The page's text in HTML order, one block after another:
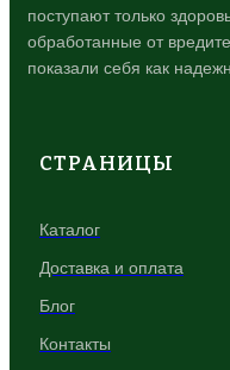
поступают только
обработанные от
показали себя как
СТРАНИЦЫ
Каталог
Доставка и оплата
Блог
Контакты